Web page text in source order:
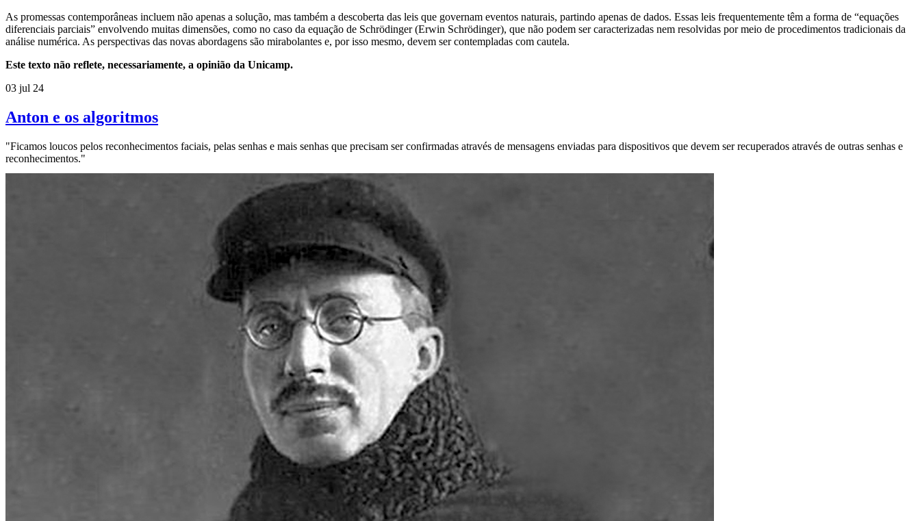
As promessas contemporâneas incluem não apenas a solução, mas também a descoberta das leis que governam eventos naturais, partindo apenas de dados. Essas leis frequentemente têm a forma de “equações
diferenciais parciais” envolvendo muitas dimensões, como no caso da equação de Schrödinger (Erwin Schrödinger), que não podem ser caracterizadas nem resolvidas por meio de procedimentos tradicionais da
análise numérica. As perspectivas das novas abordagens são mirabolantes e, por isso mesmo, devem ser contempladas com cautela.
Este texto não reflete, necessariamente, a opinião da Unicamp.
03 jul 24
Anton e os algoritmos
"Ficamos loucos pelos reconhecimentos faciais, pelas senhas e mais senhas que precisam ser confirmadas através de mensagens enviadas para dispositivos que devem ser recuperados através de outras senhas e
reconhecimentos."